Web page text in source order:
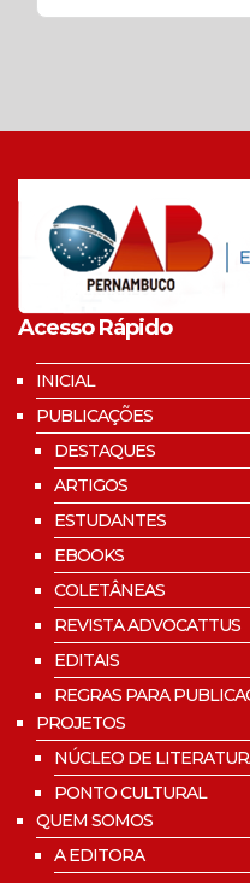
Acesso Rápido
INICIAL
PUBLICAÇÕES
DESTAQUES
ARTIGOS
ESTUDANTES
EBOOKS
COLETÂNEAS
REVISTA ADVOCATTUS
EDITAIS
REGRAS PARA
PROJETOS
NÚCLEO DE
PONTO CULTURAL
QUEM SOMOS
A EDITORA